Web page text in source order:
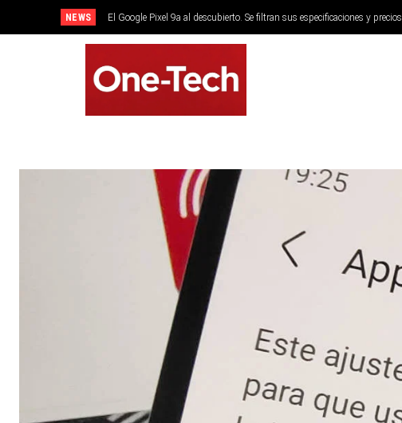
NEWS El Google Pixel 9a al descubierto. Se filtran sus especificaciones y precios